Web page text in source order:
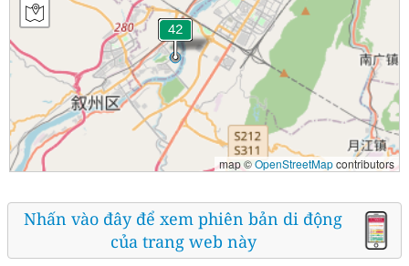
map ©OpenStreetMapcontributors
Nhấn vào đây để xem phiên bản di động
của trang web này